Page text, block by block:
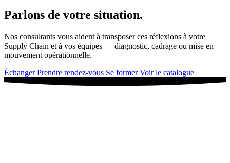
Parlons de votre situation.
Nos consultants vous aident à transposer ces réflexions à votre
Supply Chain et à vos équipes — diagnostic, cadrage ou mise en
mouvement opérationnelle.
Échanger Prendre rendez-vous Se former Voir le catalogue